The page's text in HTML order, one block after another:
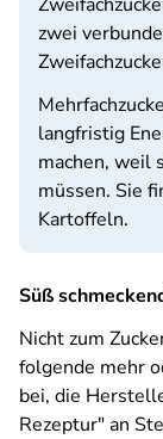
zwei
langfristig
machen, weil
müssen. Sie
Kartoffeln.
Süß
Nicht zum
folgende mehr
bei, die
Rezeptur" an